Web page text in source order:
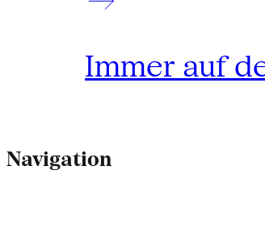
Immer auf
Navigation